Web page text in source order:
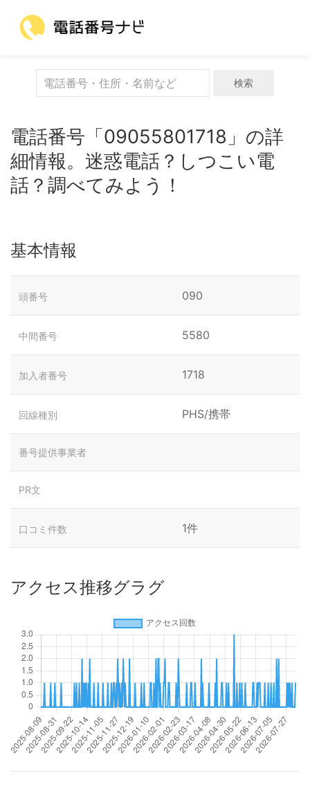
検索
電話番号「09055801718」の詳
細情報。迷惑電話？しつこい電
話？調べてみよう！
基本情報
頭番号 090
中間番号 5580
加入者番号 1718
回線種別 PHS/携帯
番号提供事業者
PR文
口コミ件数 1件
アクセス推移グラグ